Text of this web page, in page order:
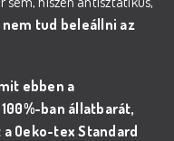
tud beleállni az
ebben a
ban állatbarát,
Oeko-tex Standard